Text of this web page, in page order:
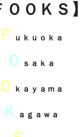
ＯＫＳ】
ｕｋｕｏｋａ
Ｏ ｓａｋａ
ｋａｙａｍａ
Ｋ ａｇａｗａ